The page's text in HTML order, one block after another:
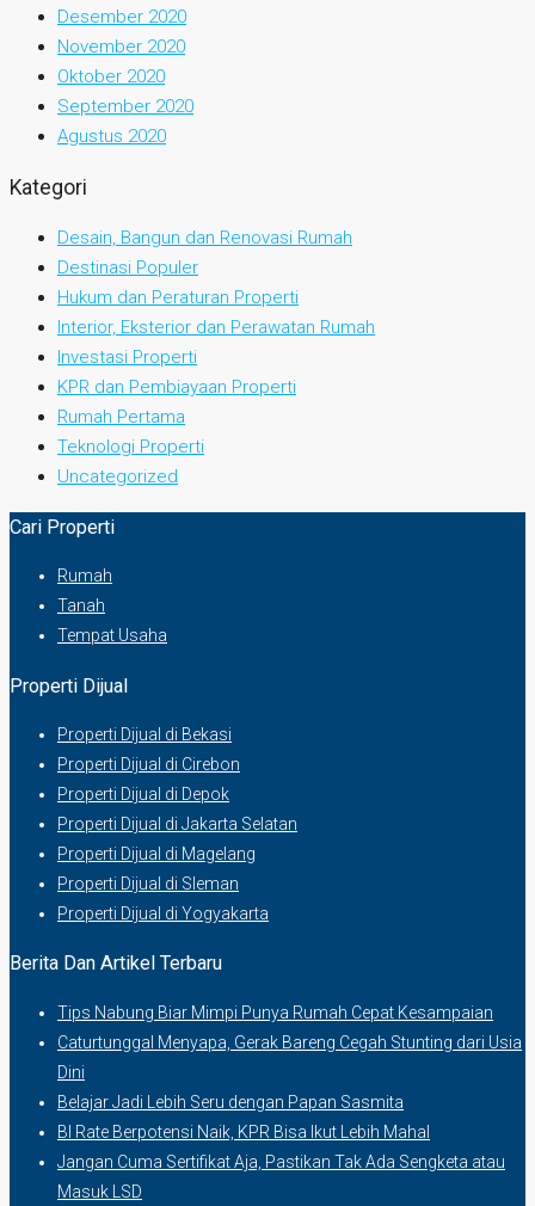
Desember 2020
November 2020
Oktober 2020
September 2020
Agustus 2020
Kategori
Desain, Bangun dan Renovasi Rumah
Destinasi Populer
Hukum dan Peraturan Properti
Interior, Eksterior dan Perawatan Rumah
Investasi Properti
KPR dan Pembiayaan Properti
Rumah Pertama
Teknologi Properti
Uncategorized
Cari Properti
Rumah
Tanah
Tempat Usaha
Properti Dijual
Properti Dijual di Bekasi
Properti Dijual di Cirebon
Properti Dijual di Depok
Properti Dijual di Jakarta Selatan
Properti Dijual di Magelang
Properti Dijual di Sleman
Properti Dijual di Yogyakarta
Berita Dan Artikel Terbaru
Tips Nabung Biar Mimpi Punya Rumah Cepat Kesampaian
Caturtunggal Menyapa, Gerak Bareng Cegah Stunting dari Usia
Dini
Belajar Jadi Lebih Seru dengan Papan Sasmita
BI Rate Berpotensi Naik, KPR Bisa Ikut Lebih Mahal
Jangan Cuma Sertifikat Aja, Pastikan Tak Ada Sengketa atau
Masuk LSD